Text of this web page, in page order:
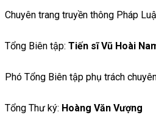
Chuyên trang truyền thông Pháp
Tổng Biên tập: Tiến sĩ Vũ Hoài
Phó Tổng Biên tập phụ trách
Tổng Thư ký: Hoàng Văn Vượng